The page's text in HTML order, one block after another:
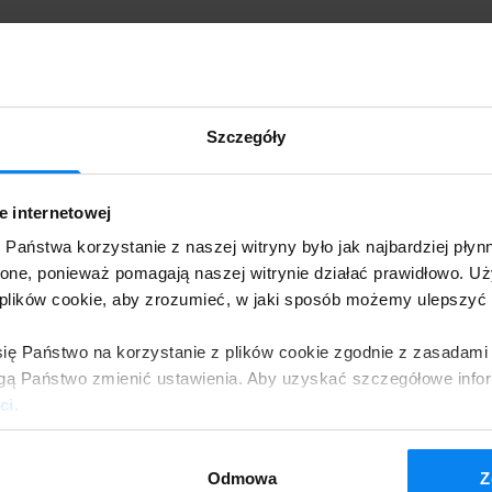
Szczegóły
internetowej
korzystanie z naszej witryny było jak najbardziej
ponieważ pomagają naszej witrynie działać prawidłowo.
cookie, aby zrozumieć, w jaki sposób możemy ulepszyć
Państwo na korzystanie z plików cookie zgodnie z
Państwo zmienić ustawienia. Aby uzyskać szczegółowe
Odmowa
kto szuka bezpiecznego i przystępnego cenowo
Kraków-Balice. Obiekt zapewnia
bezpieczeństwa, w tym całodobowy monitoring i
podróży każdego podróżnika. Darmowy transfer na
gdy zarezerwuje on swoje miejsce na Parking Amber
się pod adres parkingu: ul. Pod Lasem 6, 32-060
personel Parking Amber Balice pomoże Ci